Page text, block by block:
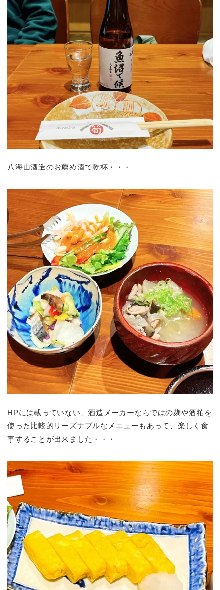
八海山酒造のお薦め酒で乾杯・・・
HPには載っていない、酒造メーカーならではの麹や酒粕を
使った比較的リーズナブルなメニューもあって、楽しく食
事することが出来ました・・・